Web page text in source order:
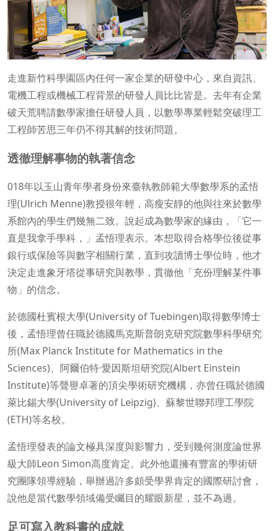
走進新竹科學園區內任何一家企業的研發中心，來自資訊、
電機工程或機械工程背景的研發人員比比皆是。去年有企業
破天荒聘請數學家擔任研發人員，以數學專業輕鬆突破理工
工程師苦思三年仍不得其解的技術問題。
透徹理解事物的執著信念
018年以玉山青年學者身份來臺執教師範大學數學系的孟悟
理(Ulrich Menne)教授很年輕，高瘦安靜的他與往來於數學
系館內的學生們幾無二致。說起成為數學家的緣由，「它一
直是我拿手學科，」孟悟理表示。本想取得合格學位後從事
銀行或保險等與數字相關行業，直到攻讀博士學位時，他才
決定走進象牙塔從事研究與教學，貫徹他「充份理解某件事
物」的信念。
於德國杜賓根大學(University of Tuebingen)取得數學博士
後，孟悟理曾任職於德國馬克斯普朗克研究院數學科學研究
所(Max Planck Institute for Mathematics in the
Sciences)、阿爾伯特·愛因斯坦研究院(Albert Einstein
Institute)等聲譽卓著的頂尖學術研究機構，亦曾任職於德國
萊比錫大學(University of Leipzig)、蘇黎世聯邦理工學院
(ETH)等名校。
孟悟理發表的論文極具深度與影響力，受到幾何測度論世界
級大師Leon Simon高度肯定。此外他還擁有豐富的學術研
究團隊領導經驗，舉辦過許多頗受學界肯定的國際研討會，
說他是當代數學領域備受矚目的耀眼新星，並不為過。
足可寫入教科書的成就